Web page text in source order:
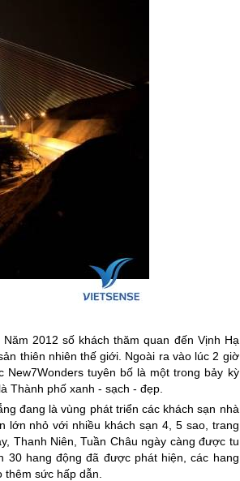
2012 số khách thăm quan đến Vịnh Hạ
thiên nhiên thế giới. Ngoài ra vào lúc 2 giờ
tuyên bố là một trong bảy kỳ
Thành phố xanh - sạch - đẹp.
đang là vùng phát triển các khách sạn nhà
lớn nhỏ với nhiều khách sạn 4, 5 sao, trang
Thanh Niên, Tuần Châu ngày càng được tu
30 hang động đã được phát hiện, các hang
thêm sức hấp dẫn.